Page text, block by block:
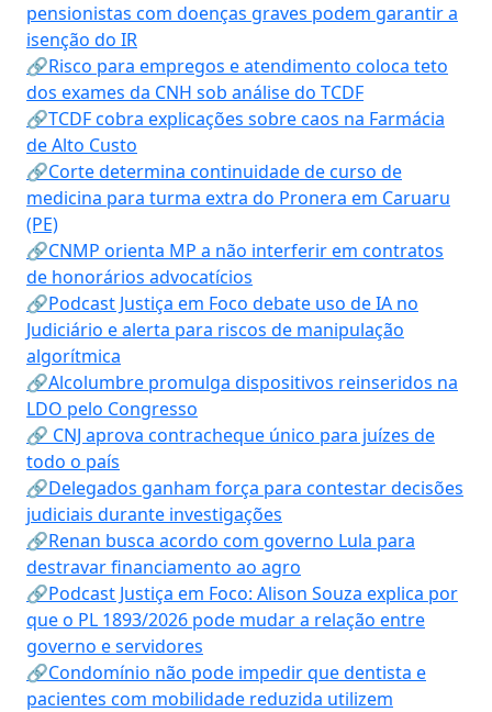
pensionistas com doenças graves podem garantir a
isenção do IR
🔗Risco para empregos e atendimento coloca teto
dos exames da CNH sob análise do TCDF
🔗TCDF cobra explicações sobre caos na Farmácia
de Alto Custo
🔗Corte determina continuidade de curso de
medicina para turma extra do Pronera em Caruaru
(PE)
🔗CNMP orienta MP a não interferir em contratos
de honorários advocatícios
🔗Podcast Justiça em Foco debate uso de IA no
Judiciário e alerta para riscos de manipulação
algorítmica
🔗Alcolumbre promulga dispositivos reinseridos na
LDO pelo Congresso
🔗 CNJ aprova contracheque único para juízes de
todo o país
🔗Delegados ganham força para contestar decisões
judiciais durante investigações
🔗Renan busca acordo com governo Lula para
destravar financiamento ao agro
🔗Podcast Justiça em Foco: Alison Souza explica por
que o PL 1893/2026 pode mudar a relação entre
governo e servidores
🔗Condomínio não pode impedir que dentista e
pacientes com mobilidade reduzida utilizem